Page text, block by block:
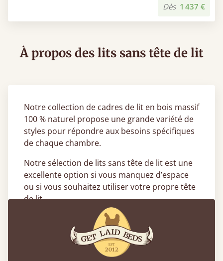
Dès 1 437 €
À propos des lits sans tête de lit
Notre collection de cadres de lit en bois massif
100 % naturel propose une grande variété de
styles pour répondre aux besoins spécifiques
de chaque chambre.
Notre sélection de lits sans tête de lit est une
excellente option si vous manquez d’espace
ou si vous souhaitez utiliser votre propre tête
de lit.
Quels styles de lits sans tête de lit
sont disponibles ?
Notre gamme de lits sans tête de lit se décline